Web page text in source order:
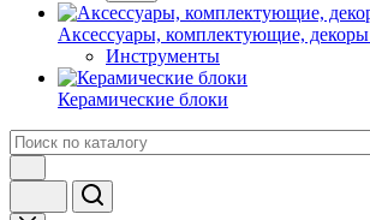
Аксессуары, комплектующие, декоры
Инструменты
Керамические блоки